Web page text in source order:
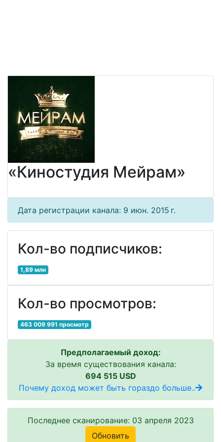
«Киностудия Мейрам»
Дата регистрации канала: 9 июн. 2015 г.
Кол-во подписчиков:
1,89 млн
Кол-во просмотров:
463 009 991 просмотр
Предполагаемый доход:
За время существования канала:
694 515 USD
Почему доход может быть гораздо больше..
Последнее сканирование: 03 апреля 2023
Обновить